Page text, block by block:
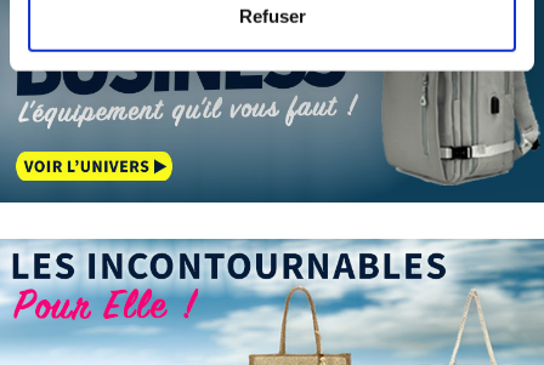
pour en relever les caractéristiques spécifiques
(empreintes digitales).
Pour en savoir plus sur le traitement de vos données
personnelles et définir vos préférences, reportez-vous à
lasection « Détails »
. Vous pouvez modifier ou retirer
votre consentement à tout moment à partir de la
déclaration sur les cookies.
Les cookies nous permettent de personnaliser le contenu
et les annonces, d'offrir des fonctionnalités relatives aux
médias sociaux et d'analyser notre trafic. Nous
partageons également des informations sur l'utilisation de
Refuser